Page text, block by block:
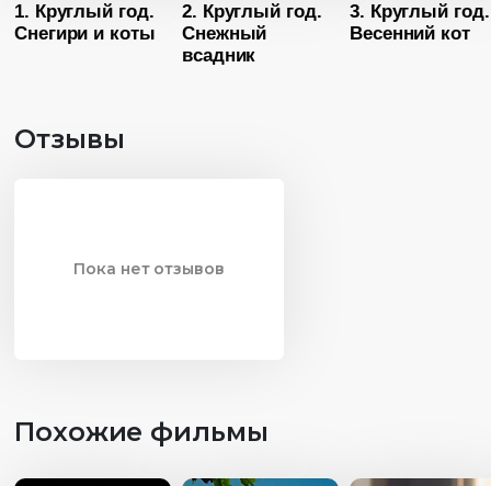
1. Круглый год.
Снегири и коты
2. Круглый год.
Снежный
всадник
3. Круглый год.
Весенний кот
Отзывы
Пока нет отзывов
Похожие фильмы